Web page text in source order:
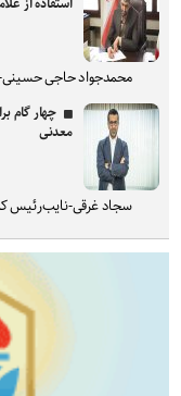
محمدجواد حاجی
چهار گام
معدنی
سجاد غرقی-نایب‌رئیس